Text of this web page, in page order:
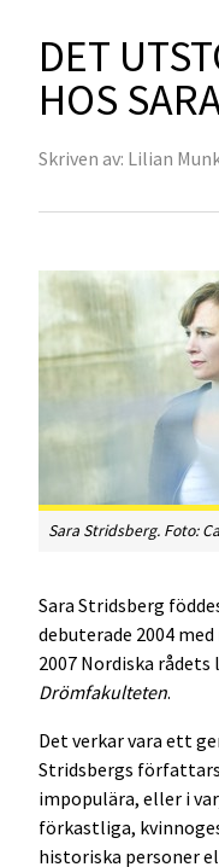
DET
HOS
Skriven av: Lilian
Sara Stridsberg. Foto:
Sara Stridsberg
debuterade 2004
2007 Nordiska
Drömfakulteten.
Det verkar vara ett
Stridsbergs
impopulära, eller i
förkastliga,
historiska personer